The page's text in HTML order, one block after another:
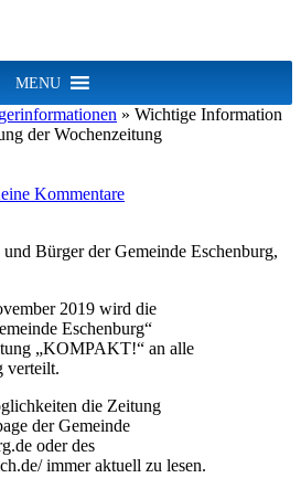
MENU
» Wichtige Information
der Wochenzeitung
Kommentare
Bürger der Gemeinde Eschenburg,
2019 wird die
Eschenburg“
„KOMPAKT!“ an alle
verteilt.
die Zeitung
der Gemeinde
oder des
immer aktuell zu lesen.